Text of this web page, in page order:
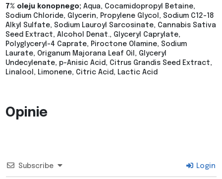
7% oleju konopnego; Aqua, Cocamidopropyl Betaine,
Sodium Chloride, Glycerin, Propylene Glycol, Sodium C12-18
Alkyl Sulfate, Sodium Lauroyl Sarcosinate, Cannabis Sativa
Seed Extract, Alcohol Denat., Glyceryl Caprylate,
Polyglyceryl-4 Caprate, Piroctone Olamine, Sodium
Laurate, Origanum Majorana Leaf Oil, Glyceryl
Undecylenate, p-Anisic Acid, Citrus Grandis Seed Extract,
Linalool, Limonene, Citric Acid, Lactic Acid
Opinie
Subscribe Login